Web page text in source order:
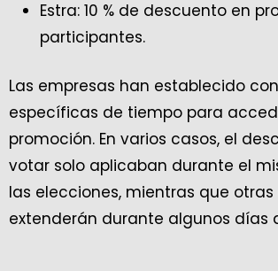
Estra: 10 % de descuento en
participantes.
Las empresas han establecido
específicas de tiempo para
promoción. En varios casos, el
votar solo aplicaban durante el
las elecciones, mientras que
extenderán durante algunos días